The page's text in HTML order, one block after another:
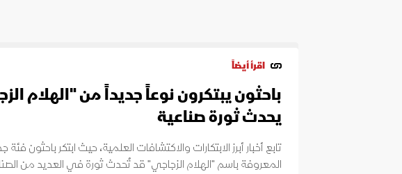
اقرأ أيضاً
باحثون يبتكرون نوعاً جديداً من "الهلام
يحدث ثورة صناعية
تابع أخبار أبرز الابتكارات والاكتشافات العلمية، حيث ابتكر باحثون
المعروفة باسم "الهلام الزجاجي" قد تُحدث ثورة في العديد من